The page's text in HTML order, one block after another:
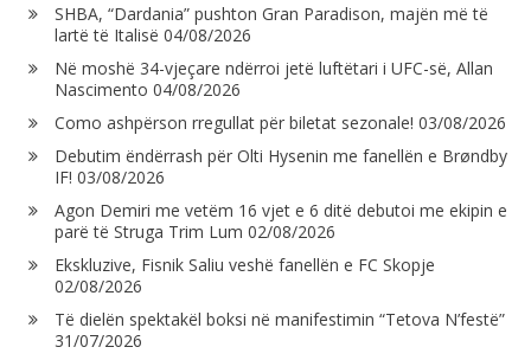
SHBA, “Dardania” pushton Gran Paradison, majën më të
lartë të Italisë 04/08/2026
Në moshë 34-vjeçare ndërroi jetë luftëtari i UFC-së, Allan
Nascimento 04/08/2026
Como ashpërson rregullat për biletat sezonale! 03/08/2026
Debutim ëndërrash për Olti Hysenin me fanellën e Brøndby
IF! 03/08/2026
Agon Demiri me vetëm 16 vjet e 6 ditë debutoi me ekipin e
parë të Struga Trim Lum 02/08/2026
Ekskluzive, Fisnik Saliu veshë fanellën e FC Skopje
02/08/2026
Të dielën spektakël boksi në manifestimin “Tetova N’festë”
31/07/2026